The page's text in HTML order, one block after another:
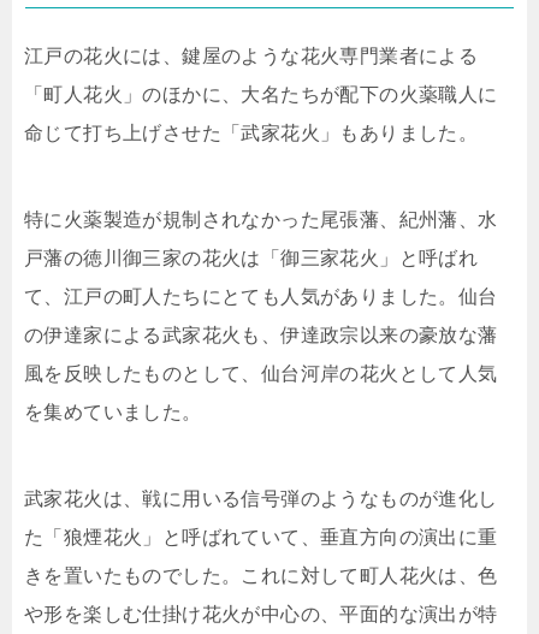
江戸の花火には、鍵屋のような花火専門業者による
「町人花火」のほかに、大名たちが配下の火薬職人に
命じて打ち上げさせた「武家花火」もありました。
特に火薬製造が規制されなかった尾張藩、紀州藩、水
戸藩の徳川御三家の花火は「御三家花火」と呼ばれ
て、江戸の町人たちにとても人気がありました。仙台
の伊達家による武家花火も、伊達政宗以来の豪放な藩
風を反映したものとして、仙台河岸の花火として人気
を集めていました。
武家花火は、戦に用いる信号弾のようなものが進化し
た「狼煙花火」と呼ばれていて、垂直方向の演出に重
きを置いたものでした。これに対して町人花火は、色
や形を楽しむ仕掛け花火が中心の、平面的な演出が特